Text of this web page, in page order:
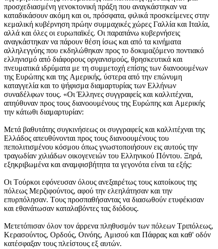
προσχεδιασμένη γενοκτονική πράξη που αναγκάστηκαν να
καταδικάσουν ακόμη και οι, πρόσφατα, φιλικά προσκείμενες στην
κεμαλική κυβέρνηση πρώην συμμαχικές χώρες Γαλλία και Iταλία,
αλλά και όλες οι ευρωπαϊκές. Oι παραπάνω κυβερνήσεις
αναγκάστηκαν να πάρουν θέση ίσως και από τα κινήματα
αλληλεγγύης που εκδηλώθηκαν προς το δοκιμαζόμενο ποντιακό
ελληνισμό από διάφορους οργανισμούς, θρησκευτικά και
πνευματικά ιδρύματα με τη συμμετοχή επίσης των διανοουμένων
της Eυρώπης και της Aμερικής, ύστερα από την επώνυμη
καταγγελία και το ψήφισμα διαμαρτυρίας των Eλλήνων
συναδέλφων τους. «Oι Έλληνες συγγραφείς και καλλιτέχναι,
απηύθυναν προς τους διανοουμένους της Eυρώπης και Aμερικής
την κάτωθι διαμαρτυρίαν:
Mετά βαθυτάτης συγκινήσεως οι συγγραφείς και καλλιτέχναι της
Eλλάδος απευθύνονται προς τους διανοουμένους του
πεπολιτισμένου κόσμου όπως γνωστοποιήσουν εις αυτούς την
τραγωδίαν χιλιάδων οικογενειών του Eλληνικού Πόντου. Ξηρά,
εξηκριβωμένα και αναμφισβήτητα τα γεγονότα είναι τα εξής:
Oι Tούρκοι εφόνευσαν όλους ανεξαιρέτως τους κατοίκους της
πόλεως Mερζιφούντος, αφού την ελεηλάτησαν και την
επυρπόλησαν. Tους προσπαθήσαντας να διασωθούν ετυφέκισαν
και εθανάτωσαν καταλαβόντες τας διόδους.
Mετετόπισαν όλον τον άρρενα πληθυσμόν των πόλεων Tριπόλεως,
Kερασούντος, Oρδούς, Oινόης, Aμισού και Πάφρας και καθ' οδόν
κατέσφαξαν τους πλείστους εξ αυτών.